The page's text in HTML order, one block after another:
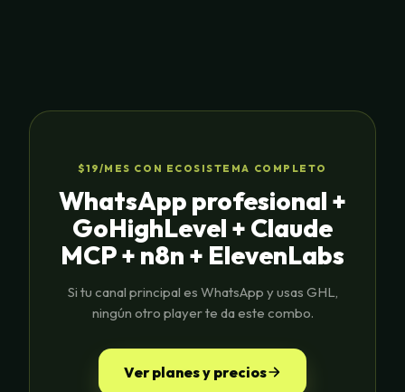
$19/MES CON ECOSISTEMA COMPLETO
WhatsApp profesional +
GoHighLevel + Claude
MCP + n8n + ElevenLabs
Si tu canal principal es WhatsApp y usas GHL,
ningún otro player te da este combo.
Ver planes y precios